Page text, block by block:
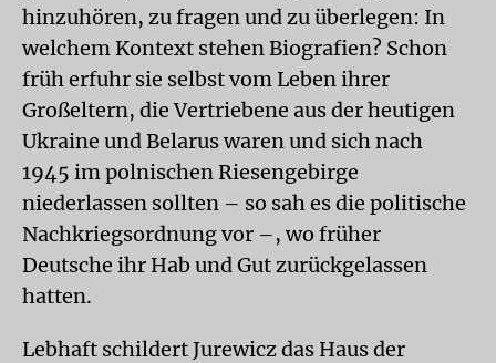
hinzuhören, zu fragen und zu überlegen: In
welchem Kontext stehen Biografien? Schon
früh erfuhr sie selbst vom Leben ihrer
Großeltern, die Vertriebene aus der heutigen
Ukraine und Belarus waren und sich nach
1945 im polnischen Riesengebirge
niederlassen sollten – so sah es die politische
Nachkriegsordnung vor –, wo früher
Deutsche ihr Hab und Gut zurückgelassen
hatten.
Lebhaft schildert Jurewicz das Haus der